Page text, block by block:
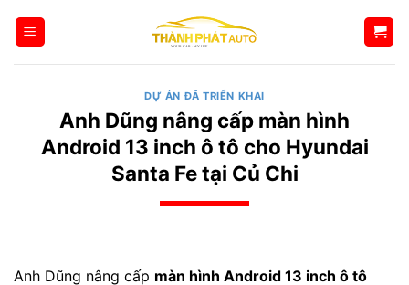
qua
DỰ ÁN ĐÃ TRIỂN KHAI
Anh Dũng nâng cấp màn hình
Android 13 inch ô tô cho Hyundai
Santa Fe tại Củ Chi
Anh Dũng nâng cấp màn hình Android 13 inch ô tô